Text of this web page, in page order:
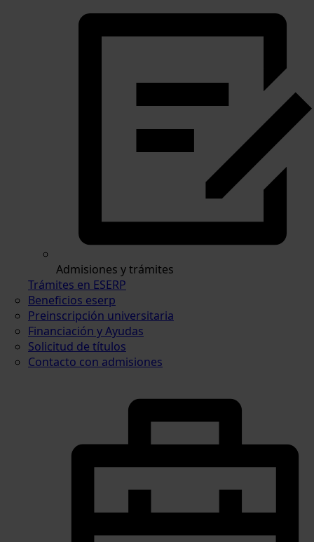
Admisiones y trámites
Trámites en ESERP
Beneficios eserp
Preinscripción universitaria
Financiación y Ayudas
Solicitud de títulos
Contacto con admisiones